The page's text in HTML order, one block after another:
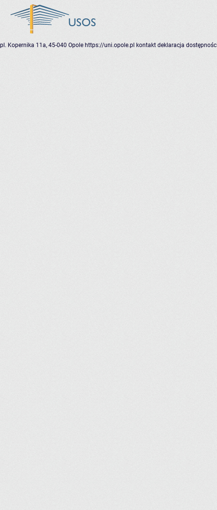
pl. Kopernika 11a, 45-040 Opole https://uni.opole.pl kontakt deklaracja